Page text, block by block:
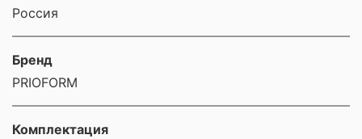
Россия
Бренд
PRIOFORM
Комплектация